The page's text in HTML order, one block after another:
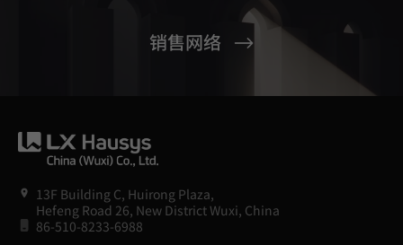
销售网络
13F Building C, Huirong Plaza,
Hefeng Road 26, New District Wuxi, China
86-510-8233-6988